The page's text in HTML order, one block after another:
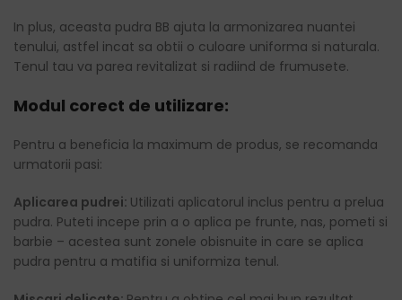
In plus, aceasta pudra BB ajuta la armonizarea nuantei
tenului, astfel incat sa obtii o culoare uniforma si naturala.
Tenul tau va parea revitalizat si radiind de frumusete.
Modul corect de utilizare:
Pentru a beneficia la maximum de produs, se recomanda
urmatorii pasi:
Aplicarea pudrei: Utilizati aplicatorul inclus pentru a prelua
pudra. Puteti incepe prin a o aplica pe frunte, nas, pometi si
barbie – acestea sunt zonele obisnuite in care se aplica
pudra pentru a matifia si uniformiza tenul.